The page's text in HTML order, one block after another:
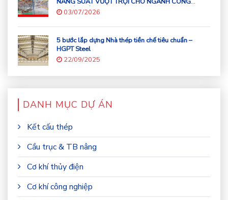
NGHIỆP HIỆN ĐẠI
03/07/2026
5 bước lắp dựng Nhà thép tiền chế tiêu chuẩn –
HGPT Steel
22/09/2025
DANH MỤC DỰ ÁN
Kết cấu thép
Cầu trục & TB nâng
Cơ khí thủy điện
Cơ khí công nghiệp